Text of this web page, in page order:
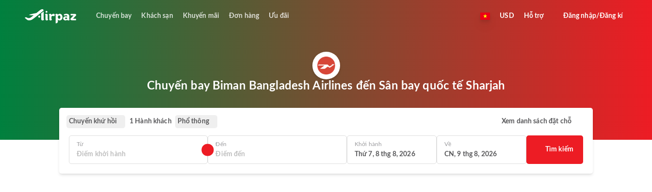
Chuyến bay Khách sạn Khuyến mãi Đơn hàng Ưu đãi USD Hỗ trợ Đăng nhập/Đăng kí
Chuyến bay Biman Bangladesh Airlines đến Sân bay quốc tế Sharjah
Chuyến khứ hồi 1 Hành khách Phổ thông Xem danh sách đặt chỗ
Từ Đến Khởi hành
Thứ 7, 8 thg 8, 2026
Về
CN, 9 thg 8, 2026
Tìm kiếm